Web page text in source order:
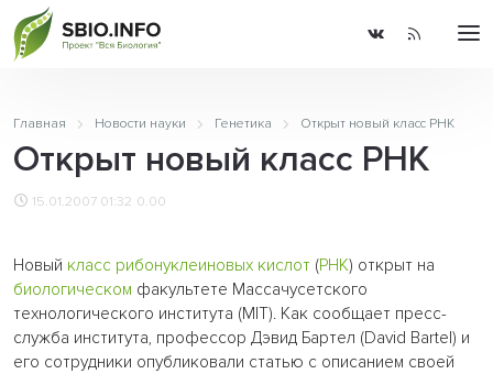
Главная Новости науки Генетика Открыт новый класс РНК
Открыт новый класс РНК
15.01.2007 01:32 0.00
Новый класс рибонуклеиновых кислот (РНК) открыт на
биологическом факультете Массачусетского
технологического института (MIT). Как сообщает пресс-
служба института, профессор Дэвид Бартел (David Bartel) и
его сотрудники опубликовали статью с описанием своей